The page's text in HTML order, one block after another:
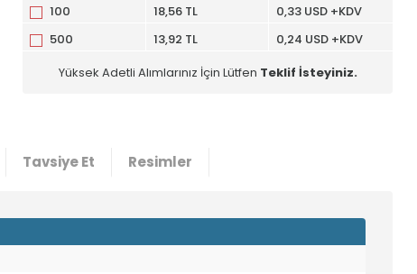
100
18,56 TL
0,33 USD +KDV
500
13,92 TL
0,24 USD +KDV
Yüksek Adetli Alımlarınız İçin Lütfen Teklif İsteyiniz.
Tavsiye Et Resimler